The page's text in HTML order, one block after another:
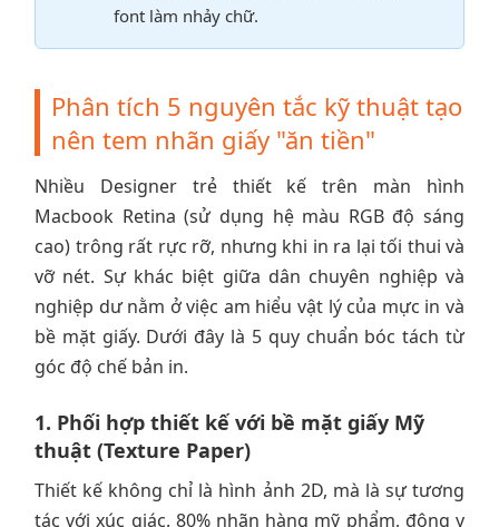
font làm nhảy chữ.
Phân tích 5 nguyên tắc kỹ thuật tạo
nên tem nhãn giấy "ăn tiền"
Nhiều Designer trẻ thiết kế trên màn hình
Macbook Retina (sử dụng hệ màu RGB độ sáng
cao) trông rất rực rỡ, nhưng khi in ra lại tối thui và
vỡ nét. Sự khác biệt giữa dân chuyên nghiệp và
nghiệp dư nằm ở việc am hiểu vật lý của mực in và
bề mặt giấy. Dưới đây là 5 quy chuẩn bóc tách từ
góc độ chế bản in.
1. Phối hợp thiết kế với bề mặt giấy Mỹ
thuật (Texture Paper)
Thiết kế không chỉ là hình ảnh 2D, mà là sự tương
tác với xúc giác. 80% nhãn hàng mỹ phẩm, đông y